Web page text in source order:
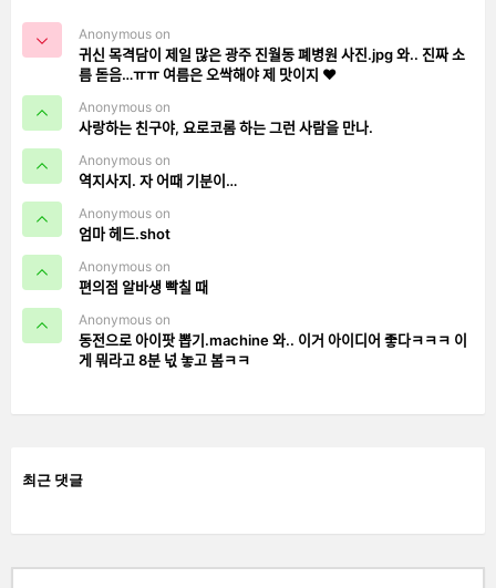
Anonymous on
귀신 목격담이 제일 많은 광주 진월동 폐병원 사진.jpg 와.. 진짜 소
름 돋음…ㅠㅠ 여름은 오싹해야 제 맛이지 ❤️
Anonymous on
사랑하는 친구야, 요로코롬 하는 그런 사람을 만나.
Anonymous on
역지사지. 자 어때 기분이…
Anonymous on
엄마 헤드.shot
Anonymous on
편의점 알바생 빡칠 때
Anonymous on
동전으로 아이팟 뽑기.machine 와.. 이거 아이디어 좋다ㅋㅋㅋ 이
게 뭐라고 8분 넋 놓고 봄ㅋㅋ
최근 댓글